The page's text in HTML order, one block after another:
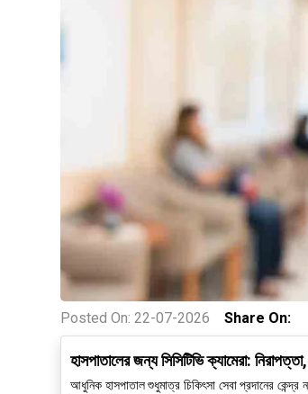
Posted On:22-07-2026 Share On:
হাসপাতালের জন্য সিসিটিভি ক্যামেরা:
আধুনিক হাসপাতাল শুধুমাত্র চিকিৎসা সেবা প্রদানের